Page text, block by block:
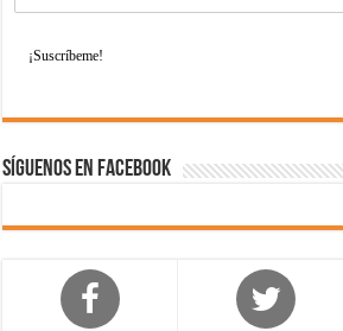
Síguenos en Facebook